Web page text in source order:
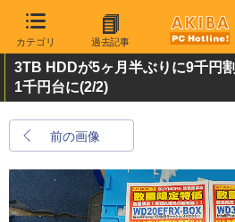
カテゴリ 過去記事
3TB HDDが5ヶ月半ぶりに9千円
1千円台に(2/2)
前の画像